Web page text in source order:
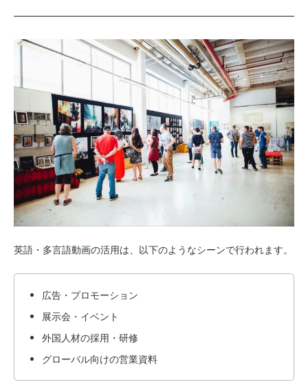
英語・多言語動画の活用は、以下のようなシーンで行われます。
広告・プロモーション
展示会・イベント
外国人材の採用・研修
グローバル向けの営業資料